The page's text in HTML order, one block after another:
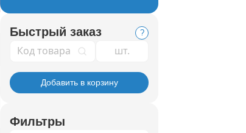
Быстрый заказ ?
Код товара
Добавить в корзину
Фильтры